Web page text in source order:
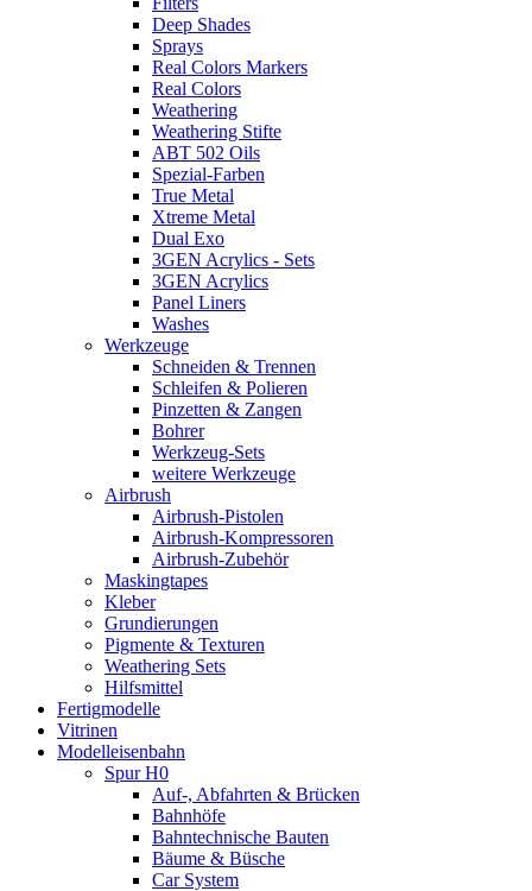
Deep Shades
Sprays
Real Colors Markers
Real Colors
Weathering
Weathering Stifte
ABT 502 Oils
Spezial-Farben
True Metal
Xtreme Metal
Dual Exo
3GEN Acrylics - Sets
3GEN Acrylics
Panel Liners
Washes
Werkzeuge
Schneiden & Trennen
Schleifen & Polieren
Pinzetten & Zangen
Bohrer
Werkzeug-Sets
weitere Werkzeuge
Airbrush
Airbrush-Pistolen
Airbrush-Kompressoren
Airbrush-Zubehör
Maskingtapes
Kleber
Grundierungen
Pigmente & Texturen
Weathering Sets
Hilfsmittel
Fertigmodelle
Vitrinen
Modelleisenbahn
Spur H0
Auf-, Abfahrten & Brücken
Bahnhöfe
Bahntechnische Bauten
Bäume & Büsche
Car System